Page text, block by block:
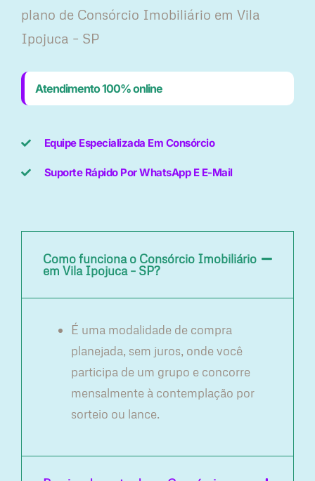
plano ​de Consórcio Imobiliário em Vila
Ipojuca – SP
Atendimento 100% online
Equipe Especializada Em Consórcio
Suporte Rápido Por WhatsApp E E-Mail
Como funciona o Consórcio Imobiliário
em Vila Ipojuca – SP?
É uma modalidade de compra
planejada, sem juros, onde você
participa de um grupo e concorre
mensalmente à contemplação por
sorteio ou lance.